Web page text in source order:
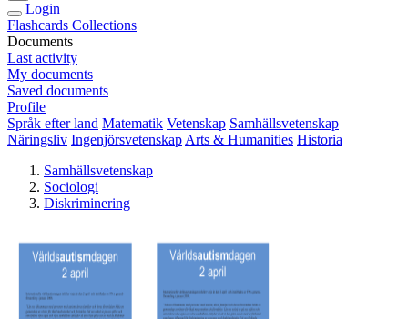
Login
Flashcards Collections
Documents
Last activity
My documents
Saved documents
Profile
Språk efter land Matematik Vetenskap Samhällsvetenskap
Näringsliv Ingenjörsvetenskap Arts & Humanities Historia
Samhällsvetenskap
Sociologi
Diskriminering